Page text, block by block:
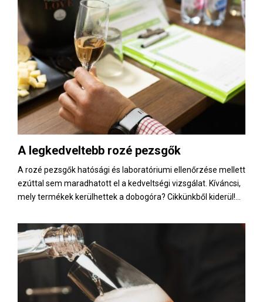
A legkedveltebb rozé pezsgők
A rozé pezsgők hatósági és laboratóriumi ellenőrzése mellett
ezúttal sem maradhatott el a kedveltségi vizsgálat. Kíváncsi,
mely termékek kerülhettek a dobogóra? Cikkünkből kiderül!...